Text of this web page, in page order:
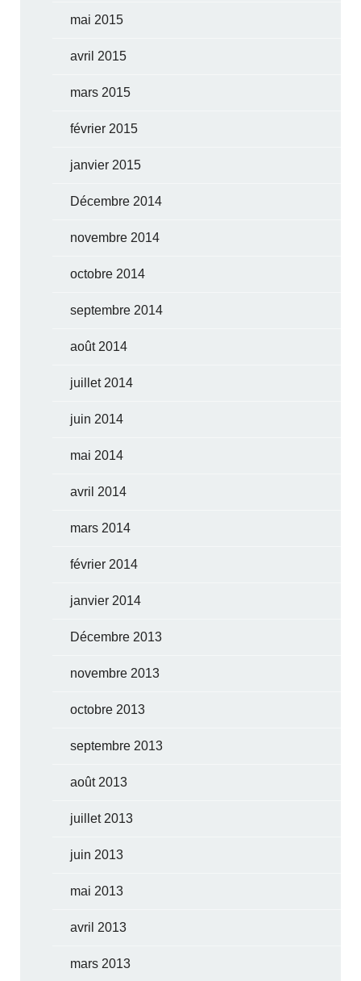
mai 2015
avril 2015
mars 2015
février 2015
janvier 2015
Décembre 2014
novembre 2014
octobre 2014
septembre 2014
août 2014
juillet 2014
juin 2014
mai 2014
avril 2014
mars 2014
février 2014
janvier 2014
Décembre 2013
novembre 2013
octobre 2013
septembre 2013
août 2013
juillet 2013
juin 2013
mai 2013
avril 2013
mars 2013